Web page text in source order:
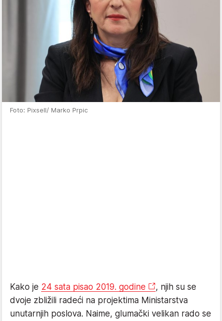
Foto: Pixsell/ Marko Prpic
Kako je 24 sata pisao 2019. godine
, njih su se
dvoje zbližili radeći na projektima Ministarstva
unutarnjih poslova. Naime, glumački velikan rado se